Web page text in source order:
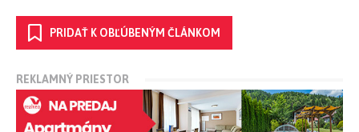
PRIDAŤ K OBĽÚBENÝM ČLÁNKOM
REKLAMNÝ PRIESTOR